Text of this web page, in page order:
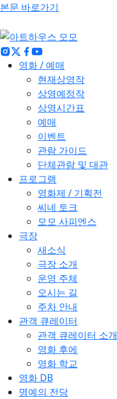
본문 바로가기
영화 / 예매
현재상영작
상영예정작
상영시간표
예매
이벤트
관람 가이드
단체관람 및 대관
프로그램
영화제 / 기획전
씨네 토크
모모 사피엔스
극장
새소식
극장 소개
운영 주체
오시는 길
주차 안내
관객 큐레이터
관객 큐레이터 소개
영화 후에
영화 학교
영화 DB
명예의 전당